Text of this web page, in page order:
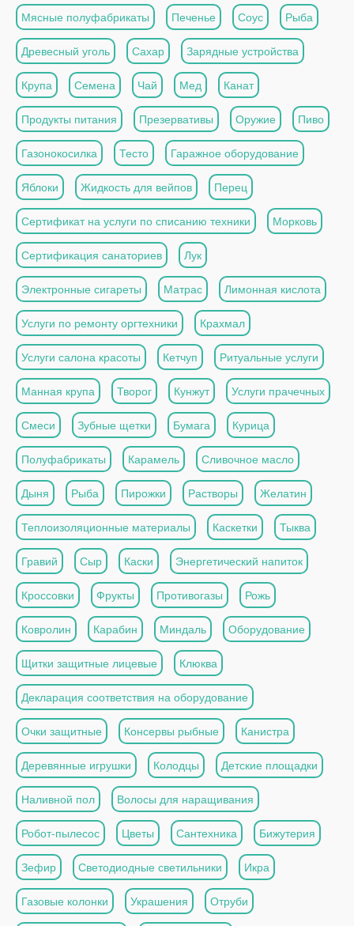
Мясные полуфабрикаты Печенье Соус Рыба
Древесный уголь Сахар Зарядные устройства
Крупа Семена Чай Мед Канат
Продукты питания Презервативы Оружие Пиво
Газонокосилка Тесто Гаражное оборудование
Яблоки Жидкость для вейпов Перец
Сертификат на услуги по списанию техники Морковь
Сертификация санаториев Лук
Электронные сигареты Матрас Лимонная кислота
Услуги по ремонту оргтехники Крахмал
Услуги салона красоты Кетчуп Ритуальные услуги
Манная крупа Творог Кунжут Услуги прачечных
Смеси Зубные щетки Бумага Курица
Полуфабрикаты Карамель Сливочное масло
Дыня Рыба Пирожки Растворы Желатин
Теплоизоляционные материалы Каскетки Тыква
Гравий Сыр Каски Энергетический напиток
Кроссовки Фрукты Противогазы Рожь
Ковролин Карабин Миндаль Оборудование
Щитки защитные лицевые Клюква
Декларация соответствия на оборудование
Очки защитные Консервы рыбные Канистра
Деревянные игрушки Колодцы Детские площадки
Наливной пол Волосы для наращивания
Робот-пылесос Цветы Сантехника Бижутерия
Зефир Светодиодные светильники Икра
Газовые колонки Украшения Отруби